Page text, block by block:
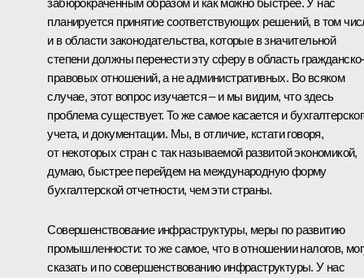
забюрокраченным образом и как можно быстрее. У нас
планируется принятие соответствующих решений, в том
и в области законодательства, которые в значительной
степени должны перенести эту сферу в область гражданско-
правовых отношений, а не административных. Во всяком
случае, этот вопрос изучается – и мы видим, что здесь
проблема существует. То же самое касается и
учета, и документации. Мы, в отличие, кстати говоря,
от некоторых стран с так называемой развитой экономикой,
думаю, быстрее перейдем на международную форму
бухгалтерской отчетности, чем эти страны.
Совершенствование инфраструктуры, меры по развитию
промышленности: то же самое, что в отношении налогов,
сказать и по совершенствованию инфраструктуры. У нас